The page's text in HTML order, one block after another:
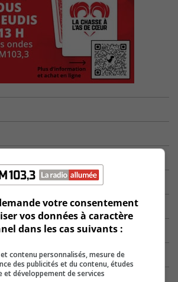
votre consentement
vos données à caractère
dans les cas suivants :
contenu personnalisés, mesure de
des publicités et du contenu, études
et développement de services